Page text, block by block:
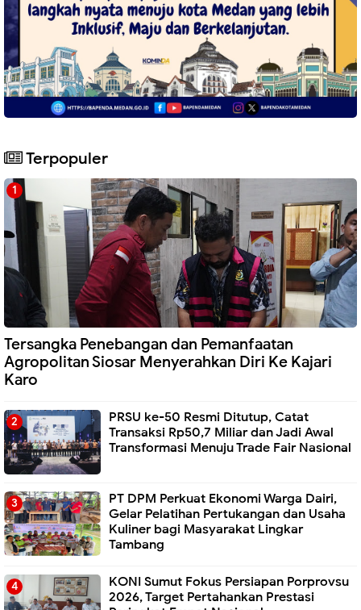
Terpopuler
Tersangka Penebangan dan Pemanfaatan
Agropolitan Siosar Menyerahkan Diri Ke Kajari
Karo
PRSU ke-50 Resmi Ditutup, Catat
Transaksi Rp50,7 Miliar dan Jadi Awal
Transformasi Menuju Trade Fair Nasional
PT DPM Perkuat Ekonomi Warga Dairi,
Gelar Pelatihan Pertukangan dan Usaha
Kuliner bagi Masyarakat Lingkar
Tambang
KONI Sumut Fokus Persiapan Porprovsu
2026, Target Pertahankan Prestasi